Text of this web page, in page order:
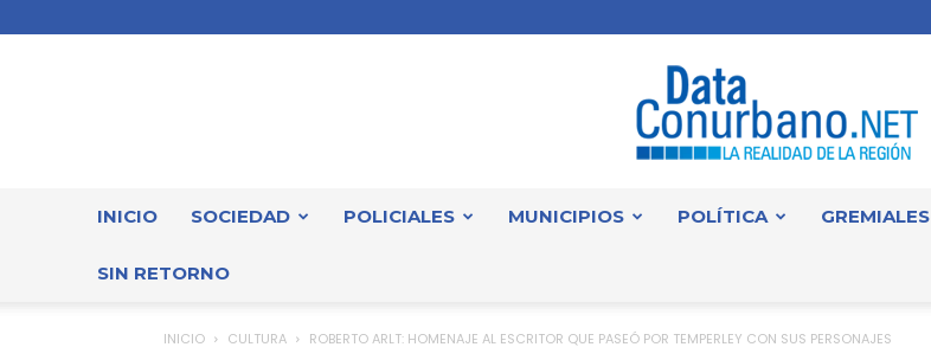
INICIO SOCIEDAD POLICIALES MUNICIPIOS POLÍTICA GREMIALES
SIN RETORNO
INICIO CULTURA ROBERTO ARLT: HOMENAJE AL ESCRITOR QUE PASEÓ POR TEMPERLEY CON SUS PERSONAJES